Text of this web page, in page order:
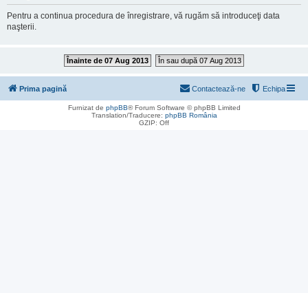
Pentru a continua procedura de înregistrare, vă rugăm să introduceţi data
naşterii.
Înainte de 07 Aug 2013 În sau după 07 Aug 2013
Prima pagină Echipa
Contactează-ne
Furnizat de phpBB® Forum Software © phpBB Limited
Translation/Traducere: phpBB România
GZIP: Off